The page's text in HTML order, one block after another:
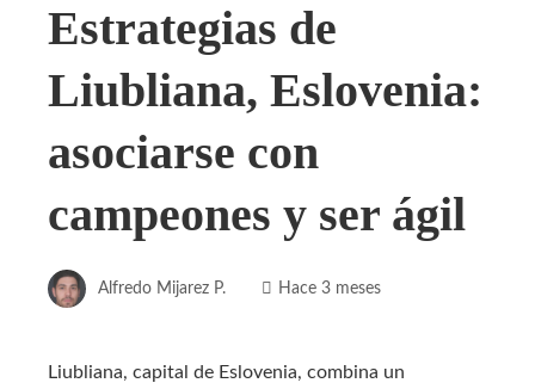
Estrategias de
Liubliana, Eslovenia:
asociarse con
campeones y ser ágil
Alfredo Mijarez P. Hace 3 meses
Liubliana, capital de Eslovenia, combina un